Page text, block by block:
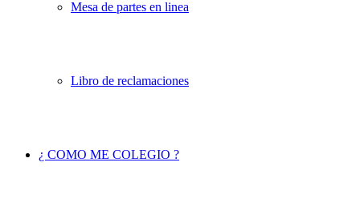
Mesa de partes en linea
Libro de reclamaciones
¿ COMO ME COLEGIO ?